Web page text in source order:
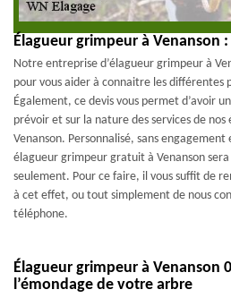
Élagueur grimpeur à Venanson
Notre entreprise d’élagueur grimpeur à
pour vous aider à connaitre les différentes
Également, ce devis vous permet d’avoir
prévoir et sur la nature des services de nos
Venanson. Personnalisé, sans
élagueur grimpeur gratuit à Venanson
seulement. Pour ce faire, il vous suffit de
à cet effet, ou tout simplement de nous
téléphone.
Élagueur grimpeur à Venanson
l’émondage de votre arbre